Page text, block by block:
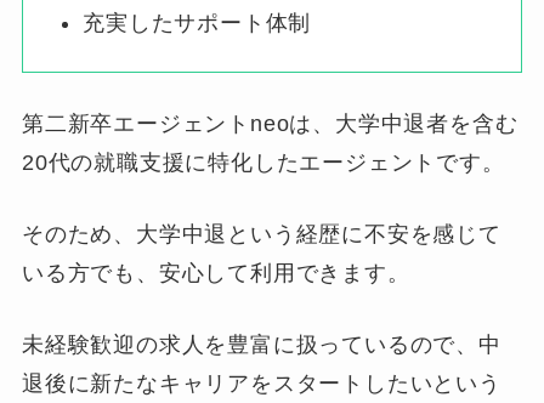
充実したサポート体制
第二新卒エージェントneoは、大学中退者を含む
20代の就職支援に特化したエージェントです。
そのため、大学中退という経歴に不安を感じて
いる方でも、安心して利用できます。
未経験歓迎の求人を豊富に扱っているので、中
退後に新たなキャリアをスタートしたいという